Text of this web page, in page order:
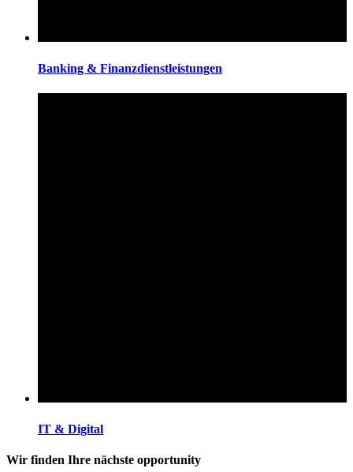
Banking & Finanzdienstleistungen
IT & Digital
Wir finden Ihre nächste opportunity